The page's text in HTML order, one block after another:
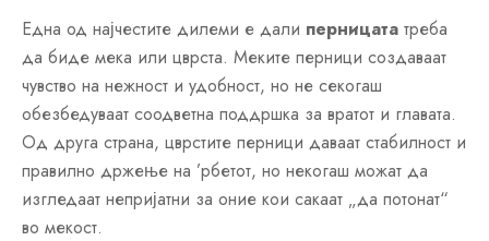
Една од најчестите дилеми е дали перницата треба
да биде мека или цврста. Меките перници создаваат
чувство на нежност и удобност, но не секогаш
обезбедуваат соодветна поддршка за вратот и главата.
Од друга страна, цврстите перници даваат стабилност и
правилно држење на ’рбетот, но некогаш можат да
изгледаат непријатни за оние кои сакаат „да потонат“
во мекост.